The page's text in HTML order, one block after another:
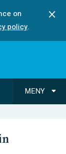
on
policy.
MENY